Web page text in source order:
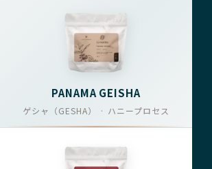
PANAMA GEISHA
ゲシャ（GESHA） · ハニープロセス